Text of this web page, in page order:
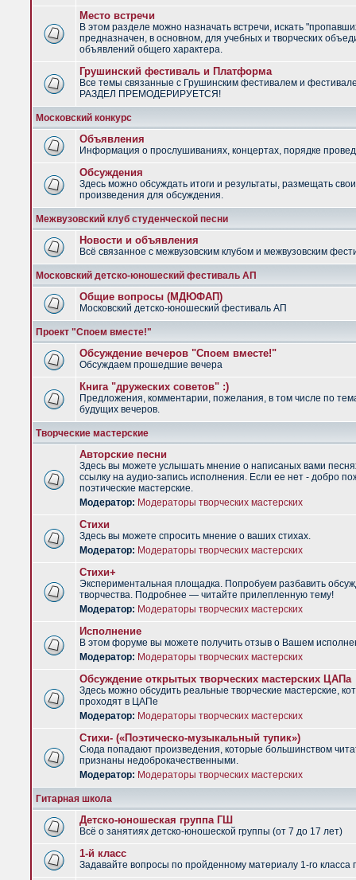
Место встречи
В этом разделе можно назначать встречи, искать
предназначен, в основном, для учебных и творческих
объявлений общего характера.
Грушинский фестиваль и Платформа
Все темы связанные с Грушинским фестивалем и
РАЗДЕЛ ПРЕМОДЕРИРУЕТСЯ!
Московский конкурс
Объявления
Информация о прослушиваниях, концертах, порядке
Обсуждения
Здесь можно обсуждать итоги и результаты, размещать
произведения для обсуждения.
Межвузовский клуб студенческой песни
Новости и объявления
Всё связанное с межвузовским клубом и межвузовским
Московский детско-юношеский фестиваль АП
Общие вопросы (МДЮФАП)
Московский детско-юношеский фестиваль АП
Проект "Споем вместе!"
Обсуждение вечеров "Споем вместе!"
Обсуждаем прошедшие вечера
Книга "дружеских советов" :)
Предложения, комментарии, пожелания, в том числе по
будущих вечеров.
Творческие мастерские
Авторские песни
Здесь вы можете услышать мнение о написаных вами
ссылку на аудио-запись исполнения. Если ее нет - добро
поэтические мастерские.
Модератор: Модераторы творческих мастерских
Стихи
Здесь вы можете спросить мнение о ваших стихах.
Модератор: Модераторы творческих мастерских
Стихи+
Экспериментальная площадка. Попробуем разбавить
творчества. Подробнее — читайте прилепленную тему!
Модератор: Модераторы творческих мастерских
Исполнение
В этом форуме вы можете получить отзыв о Вашем
Модератор: Модераторы творческих мастерских
Обсуждение открытых творческих мастерских ЦАПа
Здесь можно обсудить реальные творческие мастерские,
проходят в ЦАПе
Модератор: Модераторы творческих мастерских
Стихи- («Поэтическо-музыкальный тупик»)
Сюда попадают произведения, которые большинством
признаны недоброкачественными.
Модератор: Модераторы творческих мастерских
Гитарная школа
Детско-юношеская группа ГШ
Всё о занятиях детско-юношеской группы (от 7 до 17 лет)
1-й класс
Задавайте вопросы по пройденному материалу 1-го класса